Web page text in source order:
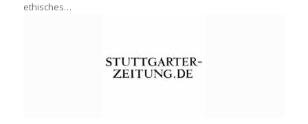
ethisches…